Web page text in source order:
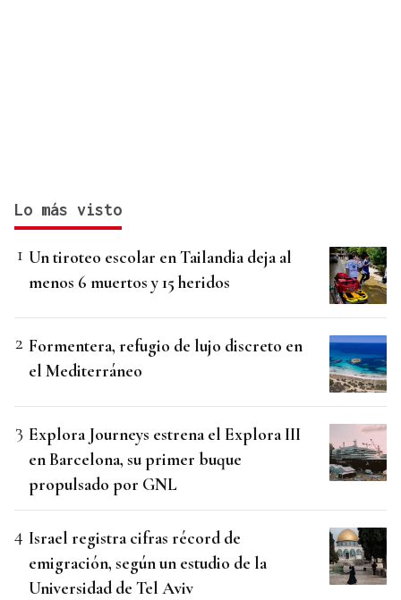
Lo más visto
Un tiroteo escolar en Tailandia deja al
menos 6 muertos y 15 heridos
Formentera, refugio de lujo discreto en
el Mediterráneo
Explora Journeys estrena el Explora III
en Barcelona, su primer buque
propulsado por GNL
Israel registra cifras récord de
emigración, según un estudio de la
Universidad de Tel Aviv